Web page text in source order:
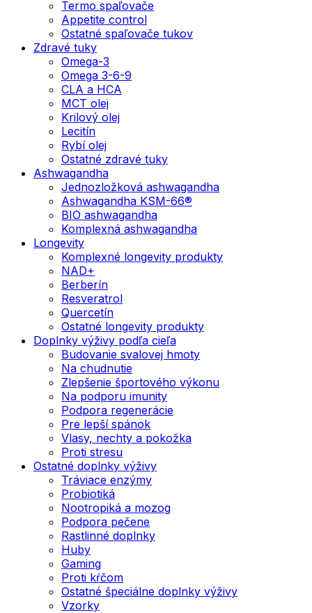
Termo spaľovače
Appetite control
Ostatné spaľovače tukov
Zdravé tuky
Omega-3
Omega 3-6-9
CLA a HCA
MCT olej
Krilový olej
Lecitín
Rybí olej
Ostatné zdravé tuky
Ashwagandha
Jednozložková ashwagandha
Ashwagandha KSM-66®
BIO ashwagandha
Komplexná ashwagandha
Longevity
Komplexné longevity produkty
NAD+
Berberín
Resveratrol
Quercetín
Ostatné longevity produkty
Doplnky výživy podľa cieľa
Budovanie svalovej hmoty
Na chudnutie
Zlepšenie športového výkonu
Na podporu imunity
Podpora regenerácie
Pre lepší spánok
Vlasy, nechty a pokožka
Proti stresu
Ostatné doplnky výživy
Tráviace enzýmy
Probiotiká
Nootropiká a mozog
Podpora pečene
Rastlinné doplnky
Huby
Gaming
Proti kŕčom
Ostatné špeciálne doplnky výživy
Vzorky